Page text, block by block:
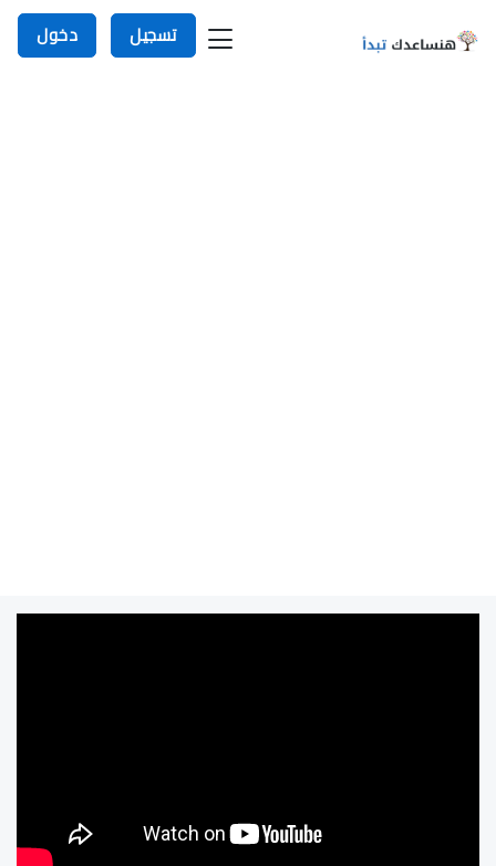
تسجيل دخول